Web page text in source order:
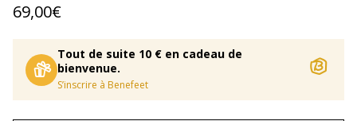
69,00€
Tout de suite 10 € en cadeau de
bienvenue.
S’inscrire à Benefeet